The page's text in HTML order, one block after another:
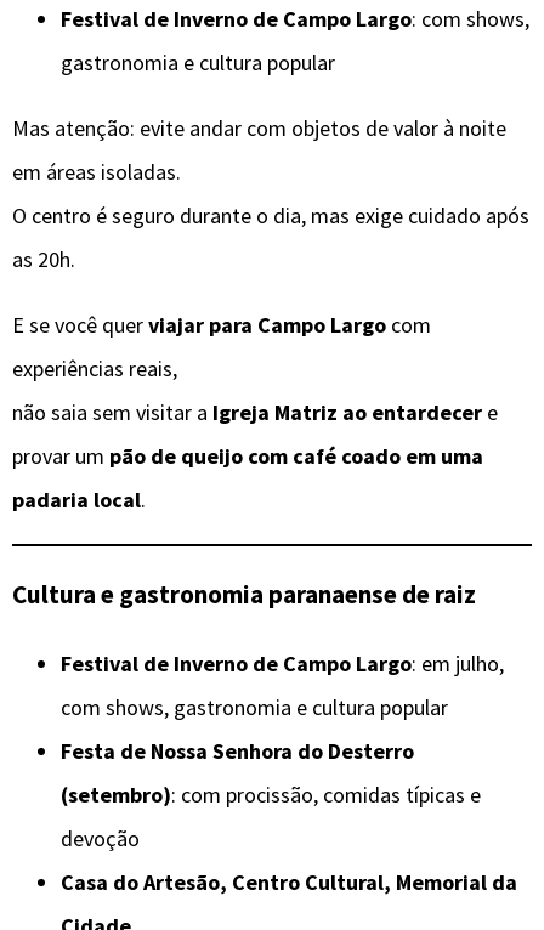
Festival de Inverno de Campo Largo: com shows,
gastronomia e cultura popular
Mas atenção: evite andar com objetos de valor à noite
em áreas isoladas.
O centro é seguro durante o dia, mas exige cuidado após
as 20h.
E se você querviajar para Campo Largo com
experiências reais,
não saia sem visitar a Igreja Matriz ao entardecer e
provar um pão de queijo com café coado em uma
padaria local.
Cultura e gastronomia paranaense de raiz
Festival de Inverno de Campo Largo: em julho,
com shows, gastronomia e cultura popular
Festa de Nossa Senhora do Desterro
(setembro): com procissão, comidas típicas e
devoção
Casa do Artesão, Centro Cultural, Memorial da